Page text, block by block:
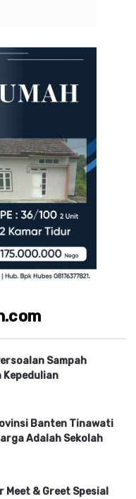
Sampah
Kepedulian
Banten Tinawati
Adalah Sekolah
Meet & Greet Spesial